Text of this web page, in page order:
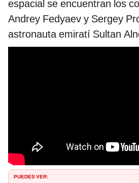
espacial se encuentran los
Andrey Fedyaev y Sergey
astronauta emiratí Sultan
PUEDES VER: